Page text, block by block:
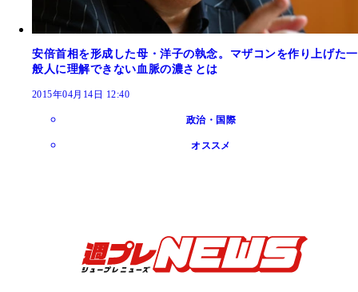
安倍首相を形成した母・洋子の執念。マザコンを作り上げた一
般人に理解できない血脈の濃さとは
2015年04月14日 12:40
政治・国際
オススメ